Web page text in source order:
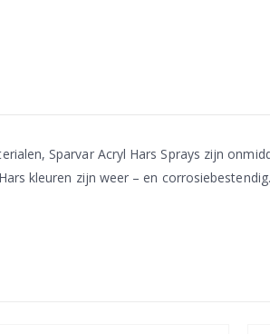
Sparvar Acryl Hars Sprays zijn
kleuren zijn weer – en corrosiebestendig.